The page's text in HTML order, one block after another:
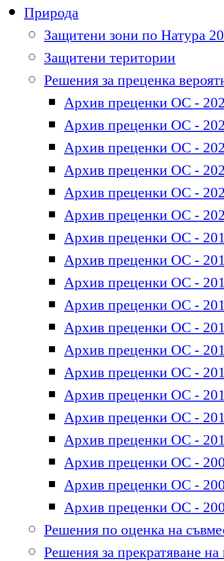
Природа
Защитени зони по Натура
Защитени територии
Решения за преценка
Архив преценки ОС -
Архив преценки ОС -
Архив преценки ОС -
Архив преценки ОС -
Архив преценки ОС -
Архив преценки ОС -
Архив преценки ОС -
Архив преценки ОС -
Архив преценки ОС -
Архив преценки ОС -
Архив преценки ОС -
Архив преценки ОС -
Архив преценки ОС -
Архив преценки ОС -
Архив преценки ОС -
Архив преценки ОС -
Архив преценки ОС -
Архив преценки ОС -
Архив преценки ОС -
Решения по оценка на
Решения за прекратяване